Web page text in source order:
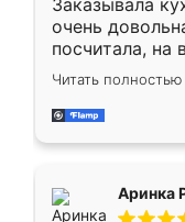
Заказывала
очень
посчитала, на
Замерщик
делу со всей
за день,
Читать полностью
Аринка